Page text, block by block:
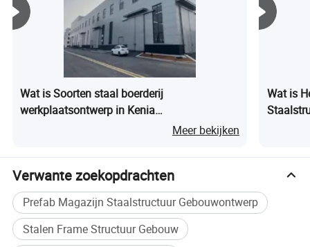
Wat is Soorten staal boerderij
werkplaatsontwerp in Kenia
Meer bekijken
Wat is
Verwante zoekopdrachten
Prefab Magazijn Staalstructuur Gebouwontwerp
Stalen Frame Structuur Gebouw